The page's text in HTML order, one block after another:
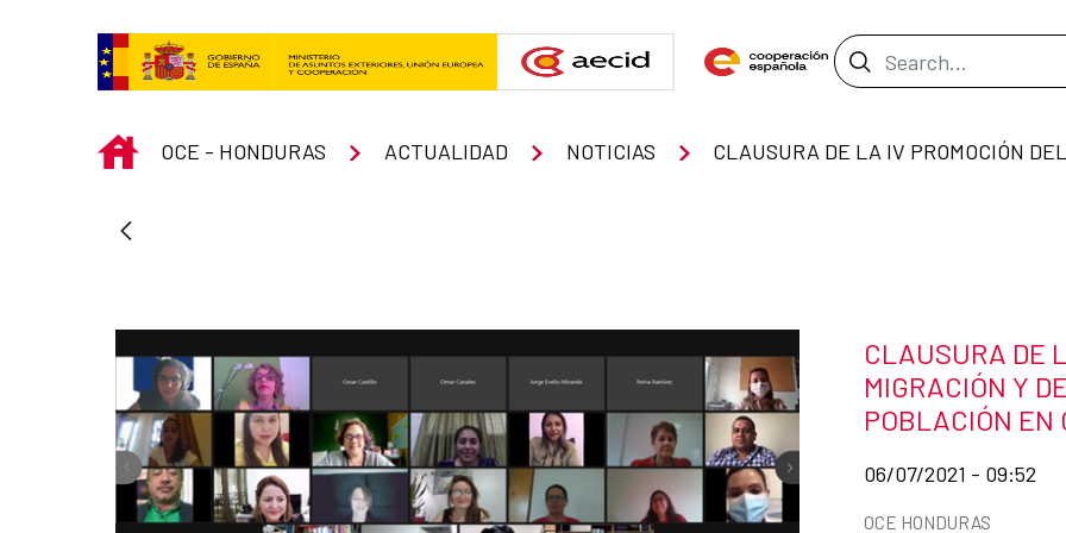
Search Bar
INICIO
OCE - HONDURAS ACTUALIDAD NOTICIAS
News title
CLAUSURA DE
MIGRACIÓN Y
POBLACIÓN EN
Date of publication of
06/07/2021 - 09:52
News categories
OCE HONDURAS